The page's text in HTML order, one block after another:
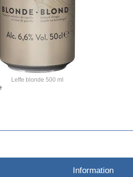
Leffe blonde 500 ml
Information